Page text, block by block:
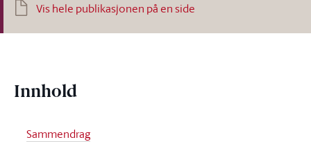
Vis hele publikasjonen på en side
Innhold
Sammendrag